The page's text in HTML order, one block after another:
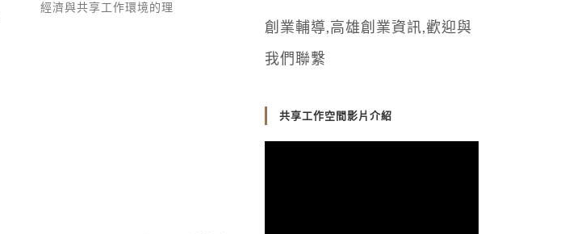
經濟與共享工作環境的理
創業輔導,高雄創業資訊,歡迎與
我們聯繫
共享工作空間影片介紹